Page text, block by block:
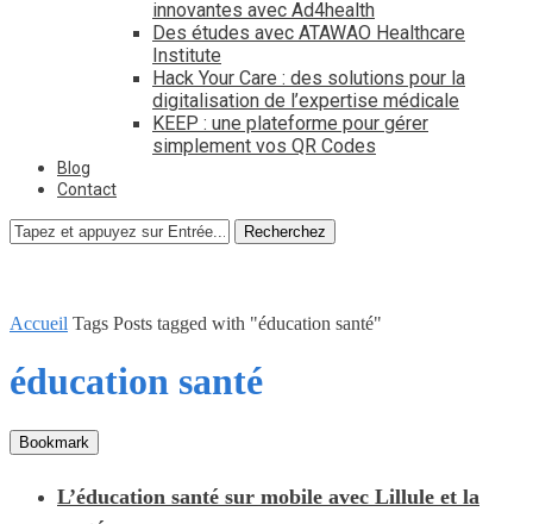
innovantes avec Ad4health
Des études avec ATAWAO Healthcare
Institute
Hack Your Care : des solutions pour la
digitalisation de l’expertise médicale
KEEP : une plateforme pour gérer
simplement vos QR Codes
Blog
Contact
Recherchez
Accueil Tags Posts tagged with "éducation santé"
éducation santé
Bookmark
L’éducation santé sur mobile avec Lillule et la